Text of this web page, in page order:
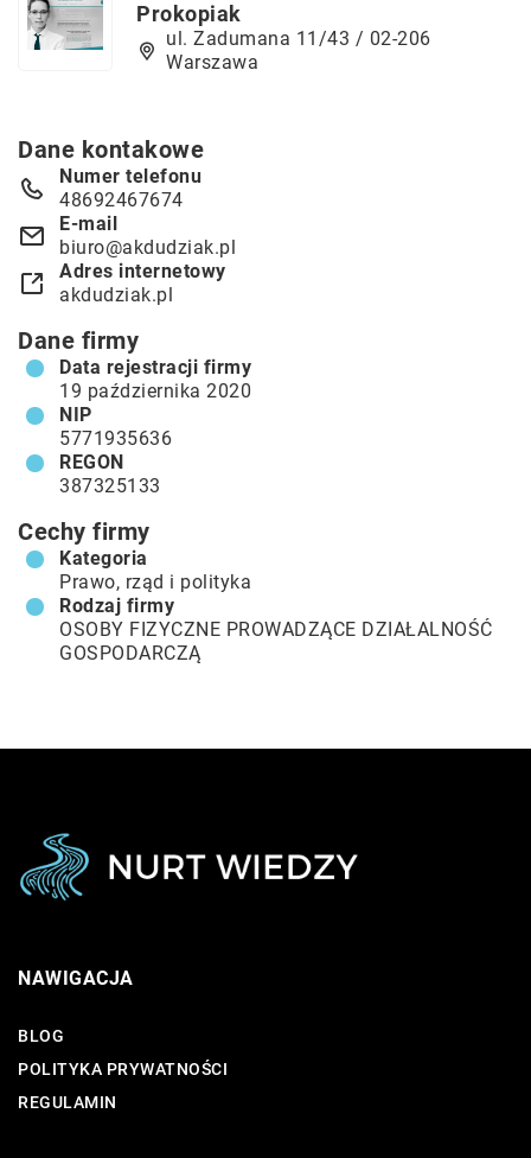
Prokopiak
ul. Zadumana 11/43 / 02-206
Warszawa
Dane kontakowe
Numer telefonu
48692467674
E-mail
biuro@akdudziak.pl
Adres internetowy
akdudziak.pl
Dane firmy
Data rejestracji firmy
19 października 2020
NIP
5771935636
REGON
387325133
Cechy firmy
Kategoria
Prawo, rząd i polityka
Rodzaj firmy
OSOBY FIZYCZNE PROWADZĄCE DZIAŁALNOŚĆ
GOSPODARCZĄ
NAWIGACJA
BLOG
POLITYKA PRYWATNOŚCI
REGULAMIN